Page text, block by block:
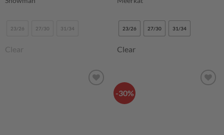
23/26 27/30 31/34
Clear
23/26 27/30 31/34
Clear
-30%